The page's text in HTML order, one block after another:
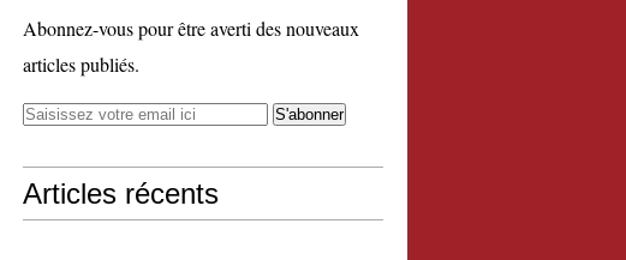
Abonnez-vous pour être averti des nouveaux
articles publiés.
Articles récents